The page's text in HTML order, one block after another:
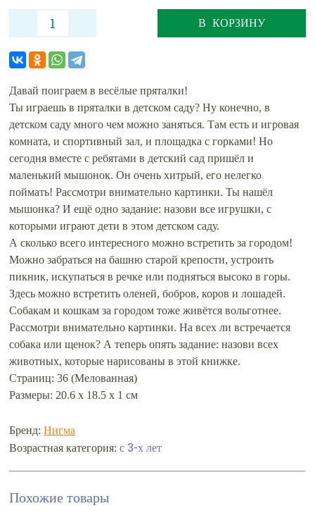
В КОРЗИНУ
Давай поиграем в весёлые пряталки!
Ты играешь в пряталки в детском саду? Ну конечно, в
детском саду много чем можно заняться. Там есть и игровая
комната, и спортивный зал, и площадка с горками! Но
сегодня вместе с ребятами в детский сад пришёл и
маленький мышонок. Он очень хитрый, его нелегко
поймать! Рассмотри внимательно картинки. Ты нашёл
мышонка? И ещё одно задание: назови все игрушки, с
которыми играют дети в этом детском саду.
А сколько всего интересного можно встретить за городом!
Можно забраться на башню старой крепости, устроить
пикник, искупаться в речке или подняться высоко в горы.
Здесь можно встретить оленей, бобров, коров и лошадей.
Собакам и кошкам за городом тоже живётся вольготнее.
Рассмотри внимательно картинки. На всех ли встречается
собака или щенок? А теперь опять задание: назови всех
животных, которые нарисованы в этой книжке.
Страниц: 36 (Мелованная)
Размеры: 20.6 x 18.5 x 1 см
Бренд:Нигма
Возрастная категория:с 3-х лет
Похожие товары